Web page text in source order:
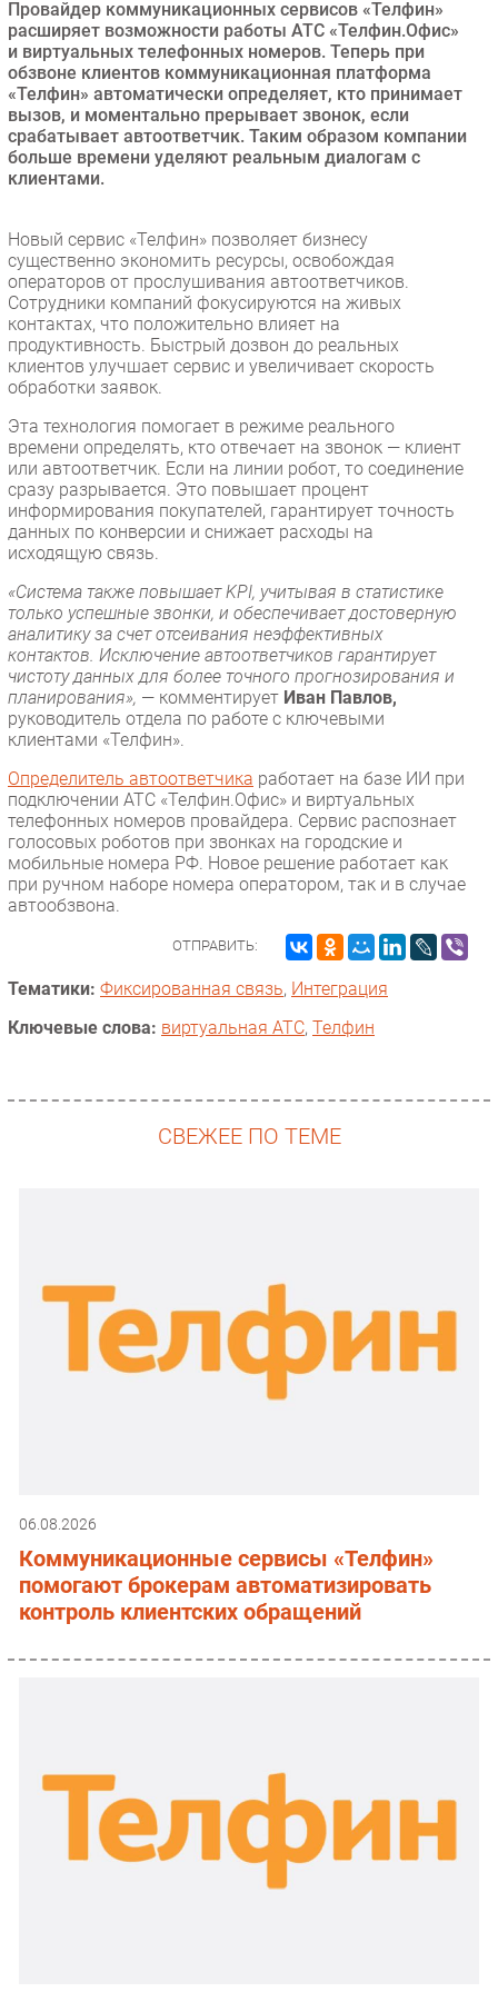
Безопасность
Инновации
CIO/Управление ИТ
Гаджеты
Здоровье
Новости
Аналитика
Интервью
Мероприятия
Проекты
IT класс
Тестовый стенд
Каталог компаний
Провайдер коммуникационных сервисов «Телфин»
расширяет возможности работы АТС «Телфин.Офис»
и виртуальных телефонных номеров. Теперь при
обзвоне клиентов коммуникационная платформа
«Телфин» автоматически определяет, кто принимает
вызов, и моментально прерывает звонок, если
срабатывает автоответчик. Таким образом компании
больше времени уделяют реальным диалогам с
клиентами.
Новый сервис «Телфин» позволяет бизнесу
существенно экономить ресурсы, освобождая
операторов от прослушивания автоответчиков.
Сотрудники компаний фокусируются на живых
контактах, что положительно влияет на
продуктивность. Быстрый дозвон до реальных
клиентов улучшает сервис и увеличивает скорость
обработки заявок.
Эта технология помогает в режиме реального
времени определять, кто отвечает на звонок — клиент
или автоответчик. Если на линии робот, то соединение
сразу разрывается. Это повышает процент
информирования покупателей, гарантирует точность
данных по конверсии и снижает расходы на
исходящую связь.
«Система также повышает KPI, учитывая в статистике
только успешные звонки, и обеспечивает достоверную
аналитику за счет отсеивания неэффективных
контактов. Исключение автоответчиков гарантирует
чистоту данных для более точного прогнозирования и
планирования», — комментирует Иван Павлов,
руководитель отдела по работе с ключевыми
клиентами «Телфин».
Определитель автоответчика работает на базе ИИ при
подключении АТС «Телфин.Офис» и виртуальных
телефонных номеров провайдера. Сервис распознает
голосовых роботов при звонках на городские и
мобильные номера РФ. Новое решение работает как
при ручном наборе номера оператором, так и в случае
автообзвона.
ОТПРАВИТЬ:
Тематики: Фиксированная связь, Интеграция
Ключевые слова: виртуальная АТС, Телфин
СВЕЖЕЕ ПО ТЕМЕ
06.08.2026
Коммуникационные сервисы «Телфин»
помогают брокерам автоматизировать
контроль клиентских обращений